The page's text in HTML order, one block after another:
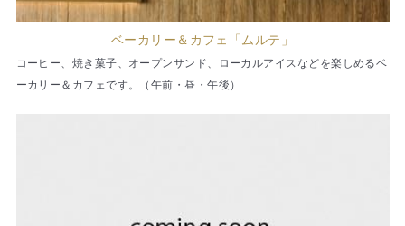
ベーカリー＆カフェ「ムルテ」
コーヒー、焼き菓子、オープンサンド、ローカルアイスなどを楽しめるベ
ーカリー＆カフェです。（午前・昼・午後）